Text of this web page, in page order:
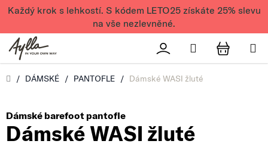
Přejít na obsah
Každý krok s lehkostí. S kódem LETO25 získáte 25% slevu
na vše nezlevněné.
Přihlášení
Hledat
Úvod
/ DÁMSKÉ / PANTOFLE / Dámské WASI žluté
Dámské barefoot pantofle
Dámské WASI žluté